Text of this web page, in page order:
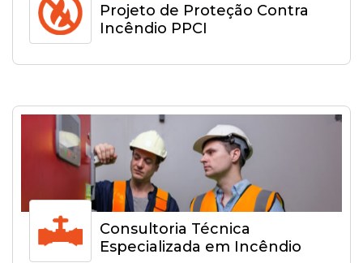
Projeto de Proteção Contra
Incêndio PPCI
Consultoria Técnica
Especializada em Incêndio